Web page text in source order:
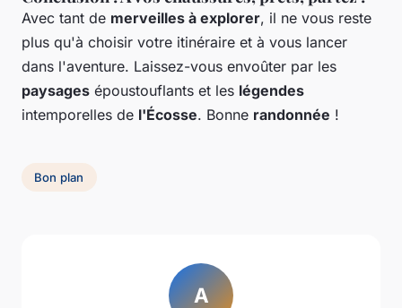
Avec tant de merveilles à explorer, il ne vous reste
plus qu'à choisir votre itinéraire et à vous lancer
dans l'aventure. Laissez-vous envoûter par les
paysages époustouflants et les légendes
intemporelles de l'Écosse. Bonne randonnée !
Bon plan
A